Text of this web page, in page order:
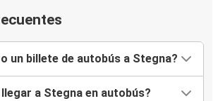
un billete de autobús a Stegna?
a Stegna en autobús?